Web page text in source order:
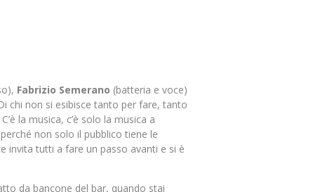
Fabrizio Semerano (batteria e voce)
chi non si esibisce tanto per fare, tanto
la musica, c’è solo la musica a
non solo il pubblico tiene le
invita tutti a fare un passo avanti e si è
da bancone del bar, quando stai